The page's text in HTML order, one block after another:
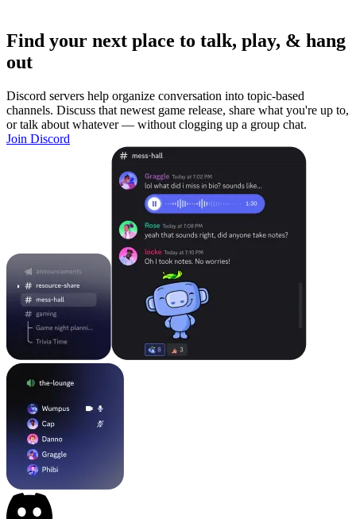
Find your next place to talk, play, & hang
out
Discord servers help organize conversation into topic-based
channels. Discuss that newest game release, share what you're up to,
or talk about whatever — without clogging up a group chat.
Join Discord